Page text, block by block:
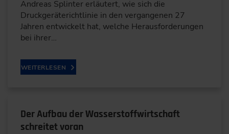
Andreas Splinter erläutert, wie sich die
Druckgeräterichtlinie in den vergangenen 27
Jahren entwickelt hat, welche Herausforderungen
bei ihrer…
WEITERLESEN
Der Aufbau der Wasserstoffwirtschaft
schreitet voran